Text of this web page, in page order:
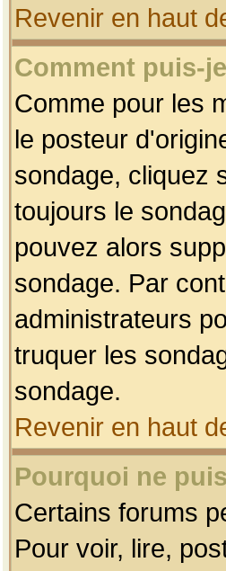
Revenir en haut
Comment puis-
Comme pour les
le posteur
sondage, cliquez
toujours le
pouvez alors
sondage. Par
administrateurs
truquer les
sondage.
Revenir en haut
Pourquoi ne
Certains forums
Pour voir, lire,